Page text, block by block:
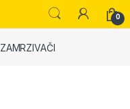
0
ZAMRZIVAČI